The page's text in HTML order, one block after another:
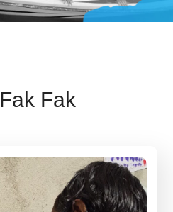
Fak Fak